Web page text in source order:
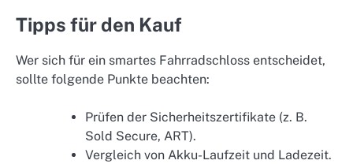
Tipps für den Kauf
Wer sich für ein smartes Fahrradschloss entscheidet,
sollte folgende Punkte beachten:
Prüfen der Sicherheitszertifikate (z. B.
Sold Secure, ART).
Vergleich von Akku-Laufzeit und Ladezeit.